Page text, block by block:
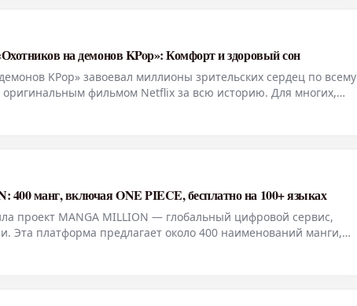
на демонов KPop»: Комфорт и здоровый сон
KPop» завоевал миллионы зрительских сердец по всему
фильмом Netflix за всю историю. Для многих,
400 манг, включая ONE PIECE, бесплатно на 100+ языках
проект MANGA MILLION — глобальный цифровой сервис,
Эта платформа предлагает около 400 наименований манги,
предоставляя в общей сложности один миллион страниц